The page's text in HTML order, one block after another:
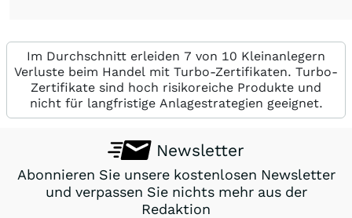
Im Durchschnitt erleiden 7 von 10 Kleinanlegern
Verluste beim Handel mit Turbo-Zertifikaten. Turbo-
Zertifikate sind hoch risikoreiche Produkte und
nicht für langfristige Anlagestrategien geeignet.
Newsletter
Abonnieren Sie unsere kostenlosen Newsletter
und verpassen Sie nichts mehr aus der
Redaktion